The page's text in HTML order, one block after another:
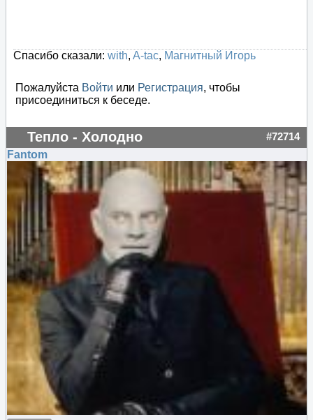
Спасибо сказали: with, A-tac, Магнитный Игорь
Пожалуйста Войти или Регистрация, чтобы
присоединиться к беседе.
Тепло - Холодно #72714
Fantom